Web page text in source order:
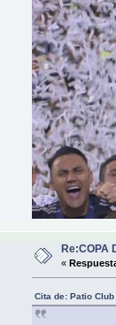
Re:COPA
«
Cita de: Patio